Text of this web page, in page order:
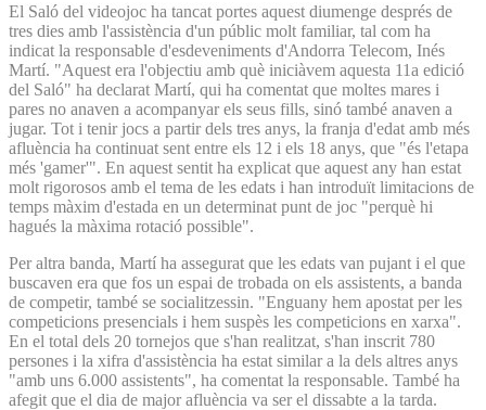
El Saló del videojoc ha tancat portes aquest diumenge després de
tres dies amb l'assistència d'un públic molt familiar, tal com ha
indicat la responsable d'esdeveniments d'Andorra Telecom, Inés
Martí. "Aquest era l'objectiu amb què iniciàvem aquesta 11a edició
del Saló" ha declarat Martí, qui ha comentat que moltes mares i
pares no anaven a acompanyar els seus fills, sinó també anaven a
jugar. Tot i tenir jocs a partir dels tres anys, la franja d'edat amb més
afluència ha continuat sent entre els 12 i els 18 anys, que "és l'etapa
més 'gamer'". En aquest sentit ha explicat que aquest any han estat
molt rigorosos amb el tema de les edats i han introduït limitacions de
temps màxim d'estada en un determinat punt de joc "perquè hi
hagués la màxima rotació possible".
Per altra banda, Martí ha assegurat que les edats van pujant i el que
buscaven era que fos un espai de trobada on els assistents, a banda
de competir, també se socialitzessin. "Enguany hem apostat per les
competicions presencials i hem suspès les competicions en xarxa".
En el total dels 20 tornejos que s'han realitzat, s'han inscrit 780
persones i la xifra d'assistència ha estat similar a la dels altres anys
"amb uns 6.000 assistents", ha comentat la responsable. També ha
afegit que el dia de major afluència va ser el dissabte a la tarda.